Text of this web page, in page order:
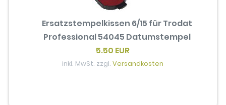
Ersatzstempelkissen 6/15 für Trodat
Professional 54045 Datumstempel
5.50 EUR
inkl. MwSt. zzgl.Versandkosten